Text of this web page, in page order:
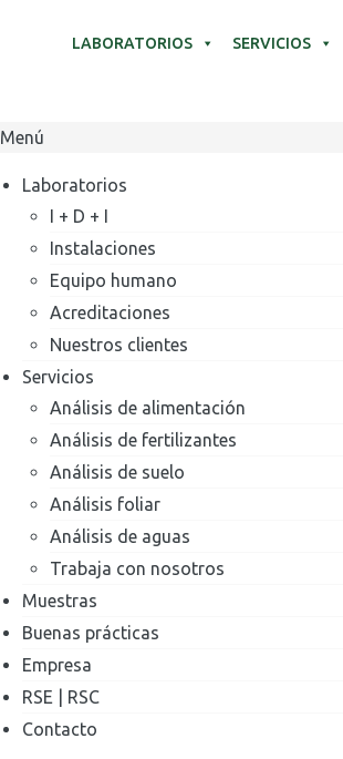
LABORATORIOS SERVICIOS
Menú
Laboratorios
I + D + I
Instalaciones
Equipo humano
Acreditaciones
Nuestros clientes
Servicios
Análisis de alimentación
Análisis de fertilizantes
Análisis de suelo
Análisis foliar
Análisis de aguas
Trabaja con nosotros
Muestras
Buenas prácticas
Empresa
RSE | RSC
Contacto